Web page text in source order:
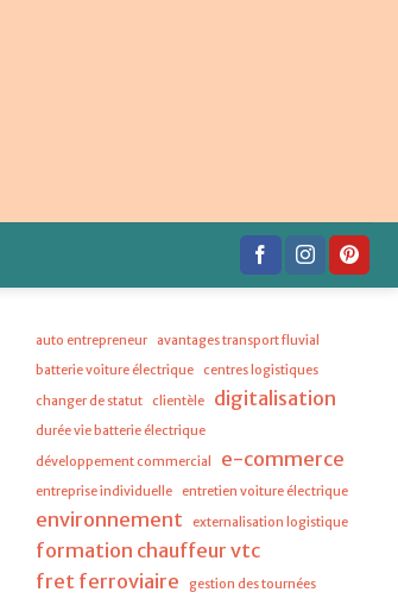
auto entrepreneur
avantages transport fluvial
batterie voiture électrique
centres logistiques
changer de statut
clientèle digitalisation
durée vie batterie électrique
développement commercial
e-commerce
entreprise individuelle entretien voiture électrique
environnement externalisation logistique
formation chauffeur vtc
fret ferroviaire
gestion des tournées